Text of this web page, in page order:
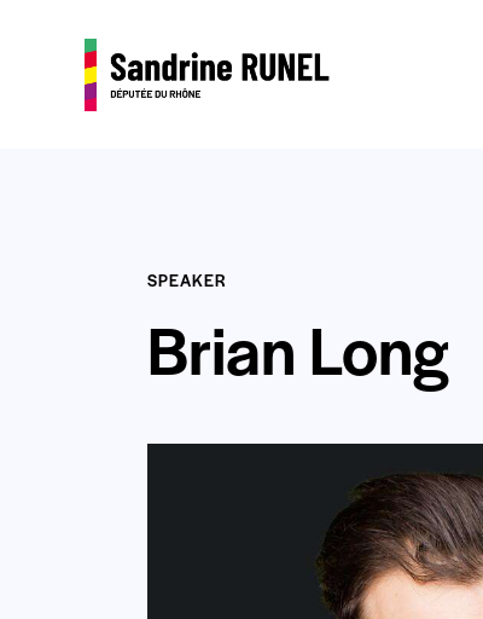
SPEAKER
Brian Long